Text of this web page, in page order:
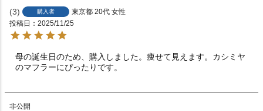
3 購入者 東京都 20代 女性
投稿日
2025/11/25
母の誕生日のため、購入しました。痩せて見えます。カシミヤ
のマフラーにぴったりです。
非公開